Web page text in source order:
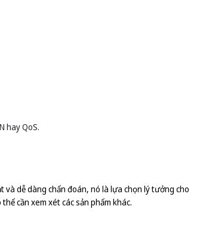
hay QoS.
và dễ dàng chẩn đoán, nó là lựa chọn lý tưởng cho
cần xem xét các sản phẩm khác.